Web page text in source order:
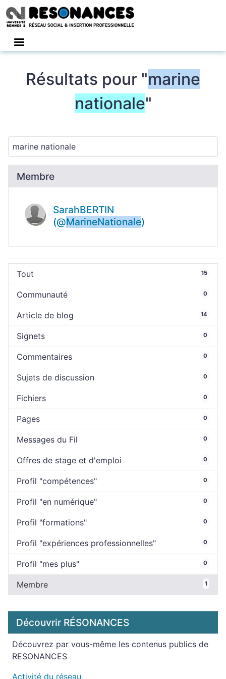
Résultats pour "marine
nationale"
Membre
SarahBERTIN
(@MarineNationale)
Tout 15
Communauté 0
Article de blog 14
Signets 0
Commentaires 0
Sujets de discussion 0
Fichiers 0
Pages 0
Messages du Fil 0
Offres de stage et d'emploi 0
Profil "compétences" 0
Profil "en numérique" 0
Profil "formations" 0
Profil "expériences professionnelles" 0
Profil "mes plus" 0
Membre 1
Découvrir RÉSONANCES
Découvrez par vous-même les contenus publics de
RESONANCES
Activité du réseau